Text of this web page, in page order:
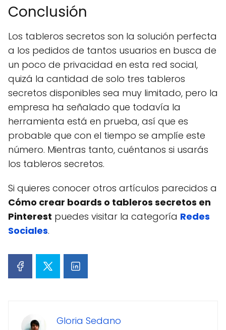
Conclusión
Los tableros secretos son la solución perfecta
a los pedidos de tantos usuarios en busca de
un poco de privacidad en esta red social,
quizá la cantidad de solo tres tableros
secretos disponibles sea muy limitado, pero la
empresa ha señalado que todavía la
herramienta está en prueba, así que es
probable que con el tiempo se amplíe este
número. Mientras tanto, cuéntanos si usarás
los tableros secretos.
Si quieres conocer otros artículos parecidos a
Cómo crear boards o tableros secretos en
Pinterest puedes visitar la categoría Redes
Sociales.
Gloria Sedano